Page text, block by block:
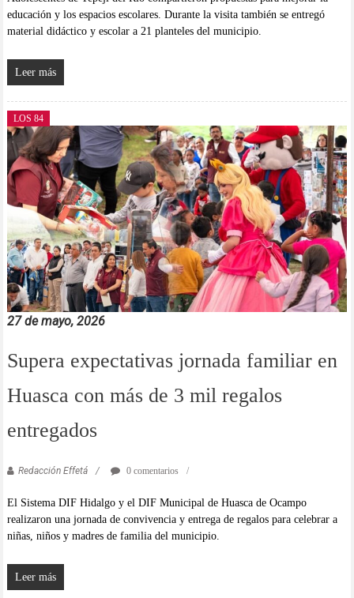
educación y los espacios escolares. Durante la visita también se entregó
material didáctico y escolar a 21 planteles del municipio.
Leer más
LOS 84
27 de mayo, 2026
Supera expectativas jornada familiar en
Huasca con más de 3 mil regalos
entregados
Redacción Effetá 0 comentarios
El Sistema DIF Hidalgo y el DIF Municipal de Huasca de Ocampo
realizaron una jornada de convivencia y entrega de regalos para celebrar a
niñas, niños y madres de familia del municipio.
Leer más